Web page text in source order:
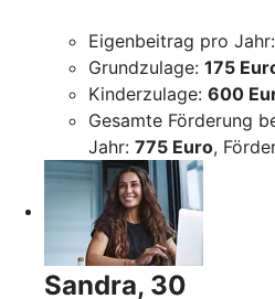
Eigenbeitrag pro Jahr:
Grundzulage: 175
Kinderzulage: 600
Gesamte Förderung
Jahr: 775 Euro,
Sandra, 30